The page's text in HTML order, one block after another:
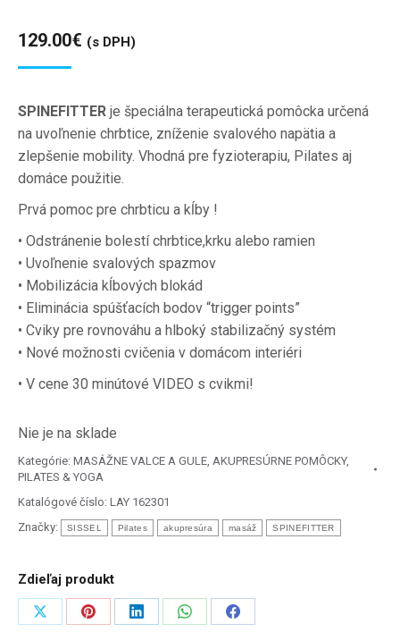
129.00€ (s DPH)
SPINEFITTER je špeciálna terapeutická pomôcka určená
na uvoľnenie chrbtice, zníženie svalového napätia a
zlepšenie mobility. Vhodná pre fyzioterapiu, Pilates aj
domáce použitie.
Prvá pomoc pre chrbticu a kĺby !
• Odstránenie bolestí chrbtice,krku alebo ramien
• Uvoľnenie svalových spazmov
• Mobilizácia kĺbových blokád
• Eliminácia spúšťacích bodov “trigger points”
• Cviky pre rovnováhu a hlboký stabilizačný systém
• Nové možnosti cvičenia v domácom interiéri
• V cene 30 minútové VIDEO s cvikmi!
Nie je na sklade
Kategórie: MASÁŽNE VALCE A GULE, AKUPRESÚRNE POMÔCKY,
PILATES & YOGA
Katalógové číslo: LAY 162301
Značky:
SISSEL Pilates akupresúra masáž SPINEFITTER
Zdieľaj produkt
ZdieľaťZdieľaťZdieľaťZdieľaťZdieľať